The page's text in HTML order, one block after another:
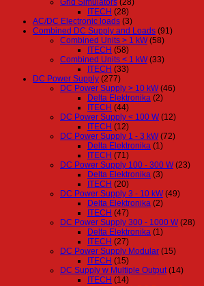
Grid Simulators (28)
ITECH (28)
AC/DC Electronic loads (3)
Combined DC Supply and Loads (91)
Combined Units > 1 kW (58)
ITECH (58)
Combined Units < 1 kW (33)
ITECH (33)
DC Power Supply (277)
DC Power Supply > 10 kW (46)
Delta Elektronika (2)
ITECH (44)
DC Power Supply < 100 W (12)
ITECH (12)
DC Power Supply 1 - 3 kW (72)
Delta Elektronika (1)
ITECH (71)
DC Power Supply 100 - 300 W (23)
Delta Elektronika (3)
ITECH (20)
DC Power Supply 3 - 10 kW (49)
Delta Elektronika (2)
ITECH (47)
DC Power Supply 300 - 1000 W (28)
Delta Elektronika (1)
ITECH (27)
DC Power Supply Modular (15)
ITECH (15)
DC Supply w Multiple Output (14)
ITECH (14)